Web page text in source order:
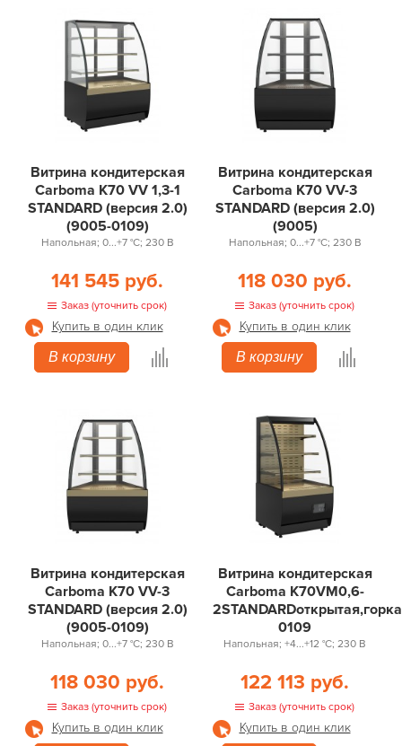
Витрина кондитерская
Carboma K70 VV 1,3-1
STANDARD (версия 2.0)
(9005-0109)
Напольная; 0...+7 °С; 230 В
141 545 руб.
Заказ (уточнить срок)
Купить в один клик
В корзину
Витрина кондитерская
Carboma K70 VV-3
STANDARD (версия 2.0)
(9005)
Напольная; 0...+7 °С; 230 В
118 030 руб.
Заказ (уточнить срок)
Купить в один клик
В корзину
Витрина кондитерская
Carboma K70 VV-3
STANDARD (версия 2.0)
(9005-0109)
Напольная; 0...+7 °С; 230 В
118 030 руб.
Заказ (уточнить срок)
Купить в один клик
Витрина кондитерская
Carboma K70VM0,6-
0109
Напольная; +4...+12 °С; 230 В
122 113 руб.
Заказ (уточнить срок)
Купить в один клик